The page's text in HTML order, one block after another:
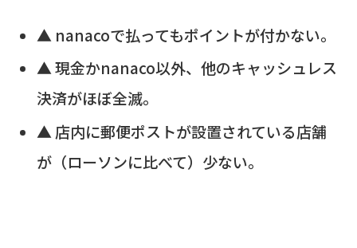
▲ nanacoで払ってもポイントが付かない。
▲ 現金かnanaco以外、他のキャッシュレス
決済がほぼ全滅。
▲ 店内に郵便ポストが設置されている店舗
が（ローソンに比べて）少ない。